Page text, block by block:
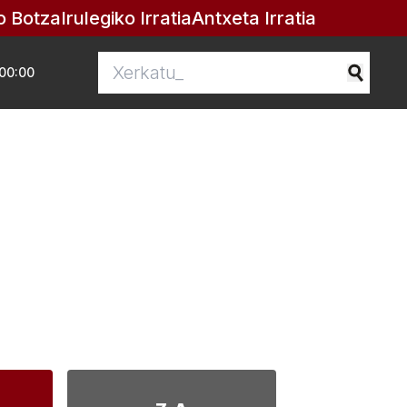
BotzaIrulegiko IrratiaAntxeta Irratia